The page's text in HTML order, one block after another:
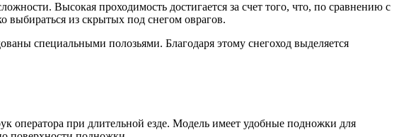
Высокая проходимость достигается за счет того, что, по сравнению с
выбираться из скрытых под снегом оврагов.
специальными полозьями. Благодаря этому снегоход выделяется
оператора при длительной езде. Модель имеет удобные подножки для